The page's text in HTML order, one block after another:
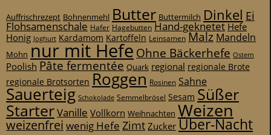
Auffrischrezept Bohnenmehl Butter Buttermilch Dinkel Ei
Flohsamenschale Hafer Hagebutten Hand-geknetet Hefe
Honig Joghurt Kardamom Kartoffeln Leinsamen Malz Mandeln
Mohn nur mit Hefe Ohne Bäckerhefe Ostern
Poolish Pâte fermentée Quark regional regionale Brote
regionale Brotsorten Roggen Rosinen Sahne
Sauerteig Schokolade Semmelbrösel Sesam Süßer
StarterVanille Vollkorn Weihnachten Weizen
weizenfrei wenig Hefe ZimtZuckerÜber-Nacht